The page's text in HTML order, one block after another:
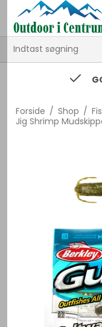
Forside / Shop /
Jig Shrimp